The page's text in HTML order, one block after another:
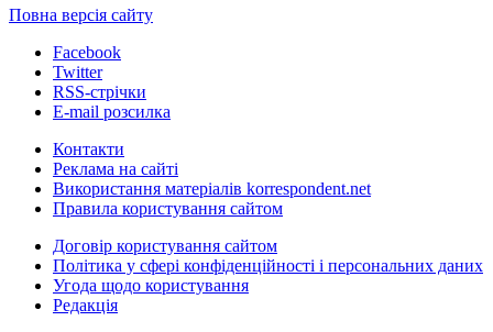
Повна версія сайту
Facebook
Twitter
RSS-стрічки
E-mail розсилка
Контакти
Реклама на сайті
Використання матеріалів korrespondent.net
Правила користування сайтом
Договір користування сайтом
Політика у сфері конфіденційності і персональних даних
Угода щодо користування
Редакція